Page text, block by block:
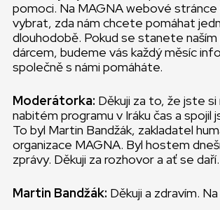
pomoci. Na MAGNA webové
vybrat, zda nám chcete pomáhat
dlouhodobě. Pokud se stanete naším
dárcem, budeme vás každý měsíc
společně s námi pomáháte.
Moderátorka: Děkuji za to, že jste
nabitém programu v Iráku čas a spojil
To byl Martin Bandžák, zakladatel
organizace MAGNA. Byl hostem
zprávy. Děkuji za rozhovor a ať se daří.
Martin Bandžák: Děkuji a zdravím.